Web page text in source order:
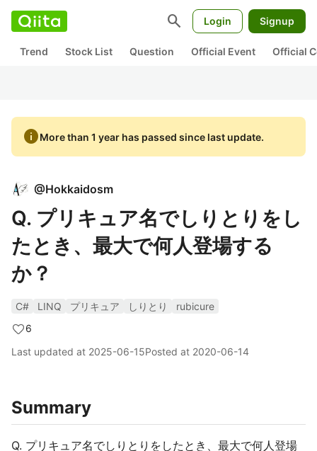
search Login Signup
Trend Stock List Question Official Event Official
infoMore than 1 year has passed since last update.
@Hokkaidosm
Q. プリキュア名でしりとりをし
たとき、最大で何人登場する
か？
C# LINQ プリキュア しりとり
rubicure
6
Last updated at 2025-06-15Posted at 2020-06-14
Summary
Q. プリキュア名でしりとりをしたとき、最大で何人登場